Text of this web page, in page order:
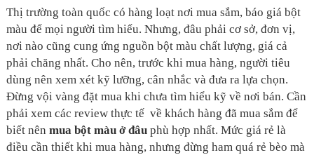
Thị trường toàn quốc có hàng loạt nơi mua sắm, báo giá bột
màu để mọi người tìm hiểu. Nhưng, đâu phải cơ sở, đơn vị,
nơi nào cũng cung ứng nguồn bột màu chất lượng, giá cả
phải chăng nhất. Cho nên, trước khi mua hàng, người tiêu
dùng nên xem xét kỹ lưỡng, cân nhắc và đưa ra lựa chọn.
Đừng vội vàng đặt mua khi chưa tìm hiểu kỹ về nơi bán. Cần
phải xem các review thực tế về khách hàng đã mua sắm để
biết nên mua bột màu ở đâuphù hợp nhất. Mức giá rẻ là
điều cần thiết khi mua hàng, nhưng đừng ham quá rẻ bèo mà